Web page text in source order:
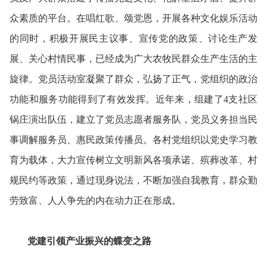
众素质的平台。 在唱红歌、颂党恩，开展各种文化娱乐活动
的同时，积极开展民主议事、宣传党的政策、讨论生产发
展、关心村情民事，已经成为广大农牧民群众生产生活的主
旋律。 党员活动室凝聚了群众，弘扬了正气，党组织的政治
功能和服务功能得到了有效发挥。 近年来，组建了4支社区
锅庄演出队伍，建立了党员志愿者服务队，党员义务担当民
事调解服务员、惠民政策传播员。 各村党组织以党史学习教
育为载体，大力宣传树立文明新风各项承诺、殡葬改革、村
规民约等政策，通过现身说法，不断加强自我教育，群众勤
劳致富、人人争先的内在动力正在形成。
党建引领产业振兴的蝶变之路